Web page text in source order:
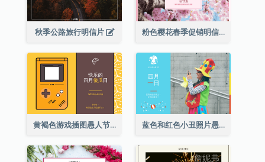
秋季公路旅行明信片 粉色樱花春季促销明信片
黄褐色游戏插图愚人节明信片 蓝色和红色小丑照片愚人节明信片